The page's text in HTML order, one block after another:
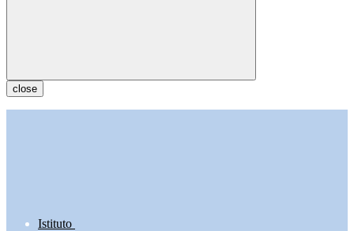
close
Istituto